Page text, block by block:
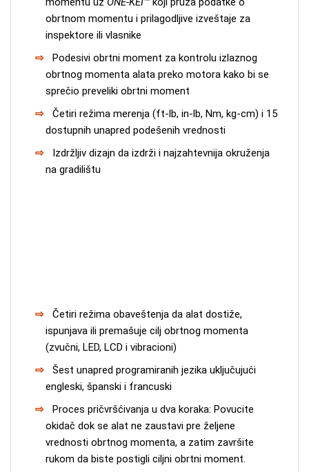
obrtnom momentu i prilagodljive izveštaje za
inspektore ili vlasnike
Podesivi obrtni moment za kontrolu izlaznog
obrtnog momenta alata preko motora kako bi se
sprečio preveliki obrtni moment
Četiri režima merenja (ft-lb, in-lb, Nm, kg-cm) i 15
dostupnih unapred podešenih vrednosti
Izdržljiv dizajn da izdrži i najzahtevnija okruženja
na gradilištu
Četiri režima obaveštenja da alat dostiže,
ispunjava ili premašuje cilj obrtnog momenta
(zvučni, LED, LCD i vibracioni)
Šest unapred programiranih jezika uključujući
engleski, španski i francuski
Proces pričvršćivanja u dva koraka: Povucite
okidač dok se alat ne zaustavi pre željene
vrednosti obrtnog momenta, a zatim završite
rukom da biste postigli ciljni obrtni moment.